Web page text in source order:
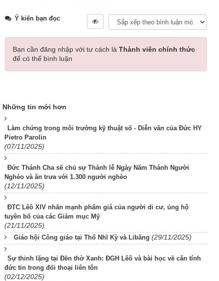
Ý kiến bạn đọc
Bạn cần đăng nhập với tư cách là Thành viên chính thức
để có thể bình luận
Những tin mới hơn
Làm chứng trong môi trường kỹ thuật số - Diễn văn của Đức HY
Pietro Parolin
(07/11/2025)
Đức Thánh Cha sẽ chủ sự Thánh lễ Ngày Năm Thánh Người
Nghèo và ăn trưa với 1.300 người nghèo
(12/11/2025)
ĐTC Lêô XIV nhấn mạnh phẩm giá của người di cư, ủng hộ
tuyên bố của các Giám mục Mỹ
(21/11/2025)
Giáo hội Công giáo tại Thổ Nhĩ Kỳ và Libăng (29/11/2025)
Sự thinh lặng tại Đền thờ Xanh: ĐGH Lêô và bài học về căn tính
đức tin trong đối thoại liên tôn
(02/12/2025)